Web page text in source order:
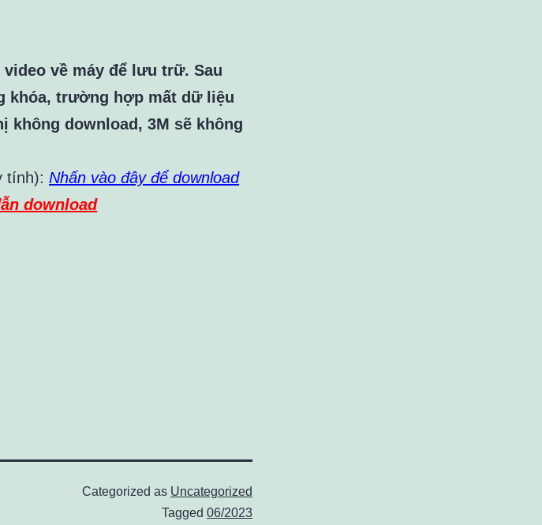
về máy để lưu trữ. Sau
khóa, trường hợp mất dữ liệu
không download, 3M sẽ không
tính): Nhấn vào đây để download
download
Categorized as Uncategorized
Tagged 06/2023